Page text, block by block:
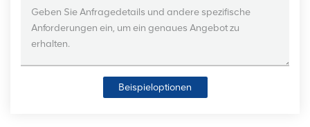
Beispieloptionen